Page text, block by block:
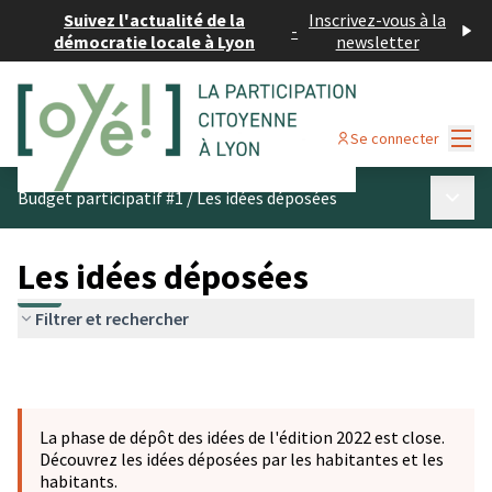
Suivez l'actualité de la
démocratie locale à Lyon
- Inscrivez-vous à la
newsletter
Se connecter
Budget participatif #1/Les idées déposées
Les idées déposées
Filtrer et rechercher
La phase de dépôt des idées de l'édition 2022 est close.
Découvrez les idées déposées par les habitantes et les
habitants.